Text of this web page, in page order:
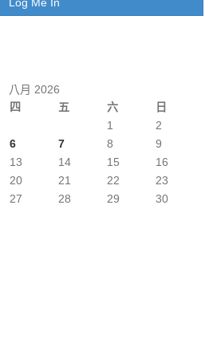
八月 2026
四 五 六 日
1
2
6 7 8
9
13 14 15
16
20 21 22
23
27 28 29
30